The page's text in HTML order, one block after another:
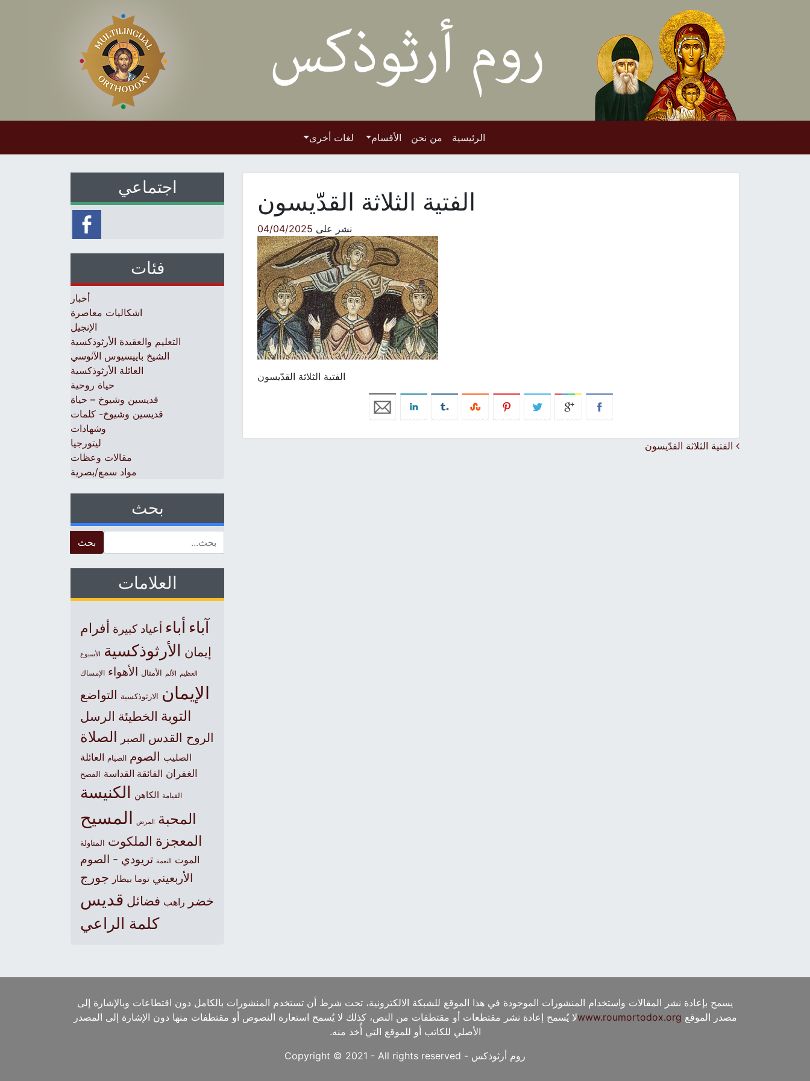
الرئيسية من نحن الأقسام لغات أخرى
الفتية الثلاثة القدّيسون
نشر على 04/04/2025
الفتية الثلاثة القدّيسون
Post navigation
الفتية الثلاثة القدّيسون
اجتماعي
فئات
أخبار
اشكاليات معاصرة
الإنجيل
التعليم والعقيدة الأرثوذكسية
الشيخ باييسيوس الآثوسي
العائلة الأرثوذكسية
حياة روحية
قديسين وشيوخ – حياة
قديسين وشيوخ- كلمات
وشهادات
ليتورجيا
مقالات وعظات
مواد سمع/بصرية
بحث
العلامات
آباء أباء أعياد كبيرة أفرام
إيمان الأرثوذكسية الأسبوع
العظيم الألم الأمثال الأهواء الإمساك
الإيمان الارثوذكسية التواضع
التوبة الخطيئة الرسل
الروح القدس الصبر الصلاة
الصليب الصوم الصيام العائلة
الغفران الفائقة القداسة الفصح
القيامة الكاهن الكنيسة
المحبة المرض المسيح
المعجزة الملكوت المناولة
الموت النعمة تريودي - الصوم
الأربعيني توما بيطار جورج
خضر راهب فضائل قديس
كلمة الراعي
يسمح بإعادة نشر المقالات واستخدام المنشورات الموجودة في هذا الموقع للشبكة الالكترونية، تحت شرط أن تستخدم المنشورات بالكامل دون اقتطاعات وبالإشارة إلى
مصدر الموقع www.roumortodox.orgلا يُسمح إعادة نشر مقتطعات أو مقتطفات من النص، كذلك لا يُسمح استعارة النصوص أو مقتطفات منها دون الإشارة إلى المصدر
الأصلي للكاتب أو للموقع التي أُخذ منه.
روم أرثوذكس - Copyright © 2021 - All rights reserved